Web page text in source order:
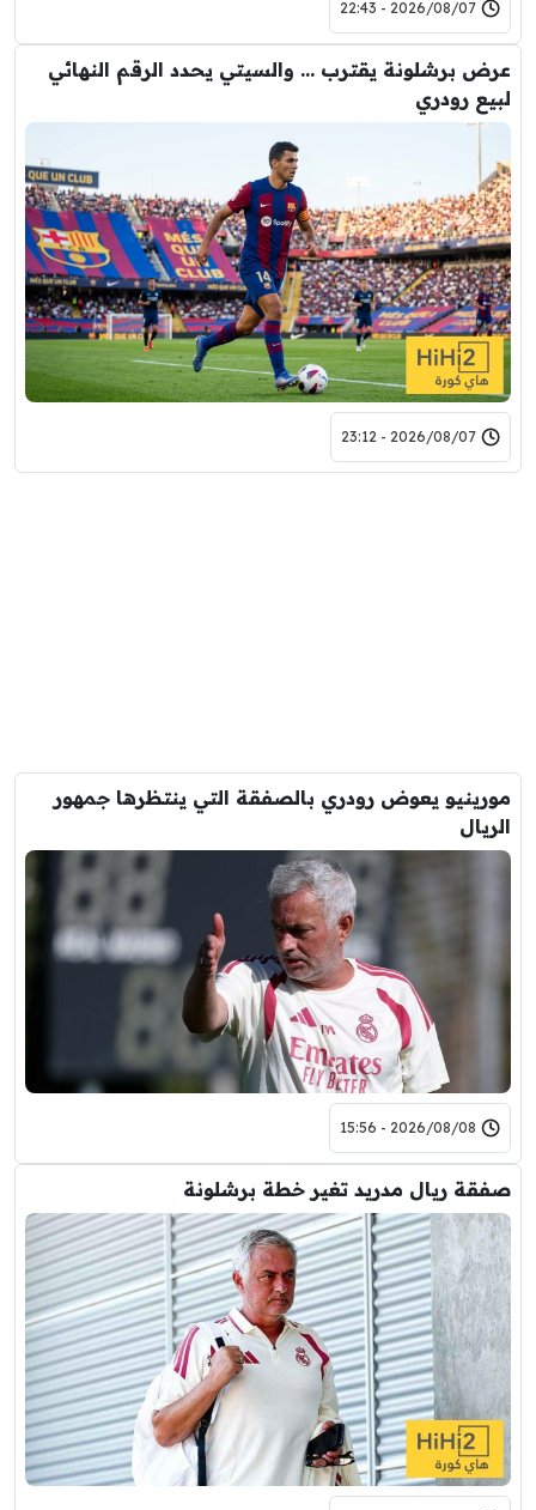
2026/08/07 - 22:43
عرض برشلونة يقترب … والسيتي يحدد الرقم النهائي
لبيع رودري
2026/08/07 - 23:12
مورينيو يعوض رودري بالصفقة التي ينتظرها جمهور
الريال
2026/08/08 - 15:56
صفقة ريال مدريد تغير خطة برشلونة